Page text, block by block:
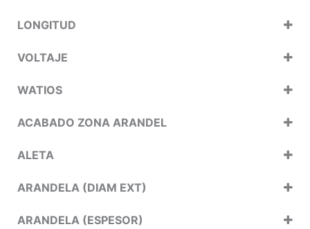
LONGITUD
VOLTAJE
WATIOS
ACABADO ZONA ARANDEL
ALETA
ARANDELA (DIAM EXT)
ARANDELA (ESPESOR)